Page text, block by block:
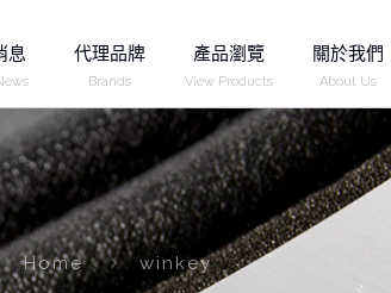
息 代理品牌
Brands
產品瀏覽
View Products
關於我們
About Us
Home winkey